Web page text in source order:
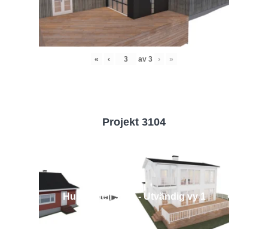
« ‹ av 3 › »
Projekt 3104
Husmodell 3104 - Utvändig vy 1